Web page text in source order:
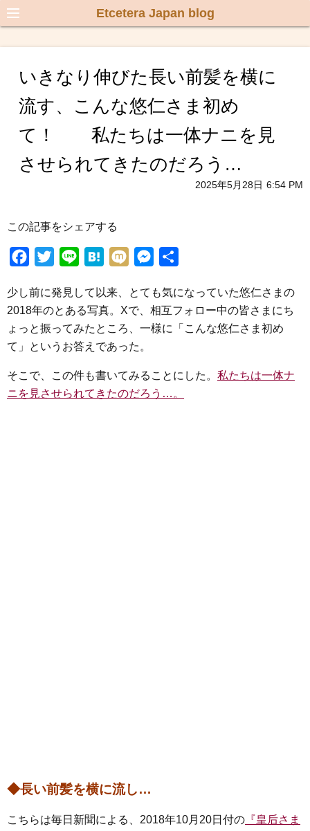
Etcetera Japan blog
いきなり伸びた長い前髪を横に
流す、こんな悠仁さま初め
て！ 私たちは一体ナニを見
させられてきたのだろう…
2025年5月28日 6:54 PM
この記事をシェアする
c
e
b
o
o
k
i
t
t
e
r
n
e
H
t
e
n
a
M
x
s
s
e
g
e
少し前に発見して以来、とても気になっていた悠仁さまの
2018年のとある写真。Xで、相互フォロー中の皆さまにち
ょっと振ってみたところ、一様に「こんな悠仁さま初め
て」というお答えであった。
そこで、この件も書いてみることにした。 私たちは一体ナ
ニを見させられてきたのだろう…。
◆長い前髪を横に流し…
こちらは毎日新聞による、2018年10月20日付の 『皇后さま